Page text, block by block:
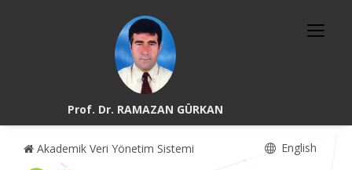
Prof. Dr. RAMAZAN GÜRKAN
Akademik Veri Yönetim Sistemi English